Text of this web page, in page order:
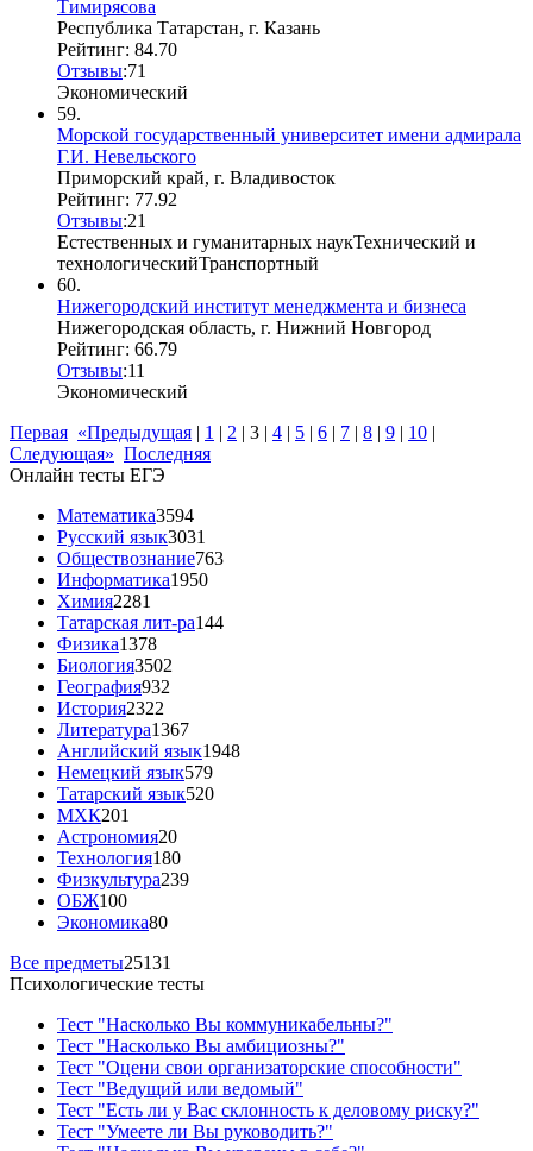
Тимирясова
Республика Татарстан, г. Казань
Рейтинг: 84.70
Отзывы:71
Экономический
59.
Морской государственный университет имени адмирала
Г.И. Невельского
Приморский край, г. Владивосток
Рейтинг: 77.92
Отзывы:21
Естественных и гуманитарных наукТехнический и
технологическийТранспортный
60.
Нижегородский институт менеджмента и бизнеса
Нижегородская область, г. Нижний Новгород
Рейтинг: 66.79
Отзывы:11
Экономический
Первая «Предыдущая | 1 | 2 | 3 | 4 | 5 | 6 | 7 | 8 | 9 | 10 |
Следующая» Последняя
Онлайн тесты ЕГЭ
Математика3594
Русский язык3031
Обществознание763
Информатика1950
Химия2281
Татарская лит-ра144
Физика1378
Биология3502
География932
История2322
Литература1367
Английский язык1948
Немецкий язык579
Татарский язык520
МХК201
Астрономия20
Технология180
Физкультура239
ОБЖ100
Экономика80
Все предметы25131
Психологические тесты
Тест "Насколько Вы коммуникабельны?"
Тест "Насколько Вы амбициозны?"
Тест "Оцени свои организаторские способности"
Тест "Ведущий или ведомый"
Тест "Есть ли у Вас склонность к деловому риску?"
Тест "Умеете ли Вы руководить?"